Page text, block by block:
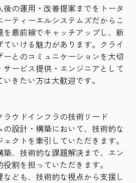
の運用・改善提案までをトータ
ティーエルシステムズだからこ
を最前線でキャッチアップし、新
いける魅力があります。クライ
とのコミュニケーションを大切
サービス提供・エンジニアとして
きたい方は大歓迎です。
ラウドインフラの技術リード
設計・構築において、技術的な
クトを牽引していただきます。
、技術的な課題解決まで、エン
割を担っていただきます。
ども、技術的な視点から支援し